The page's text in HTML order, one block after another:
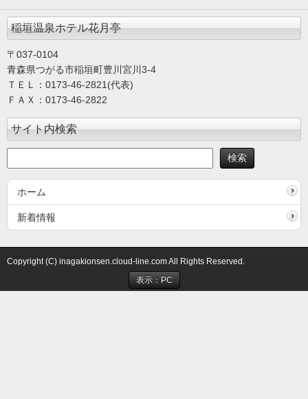
稲垣温泉ホテル花月亭
〒037-0104
青森県つがる市稲垣町豊川宮川3-4
ＴＥＬ：0173-46-2821(代表)
ＦＡＸ：0173-46-2822
サイト内検索
ホーム
新着情報
Copyright (C) inagakionsen.cloud-line.com All Rights Reserved.
表示：PC